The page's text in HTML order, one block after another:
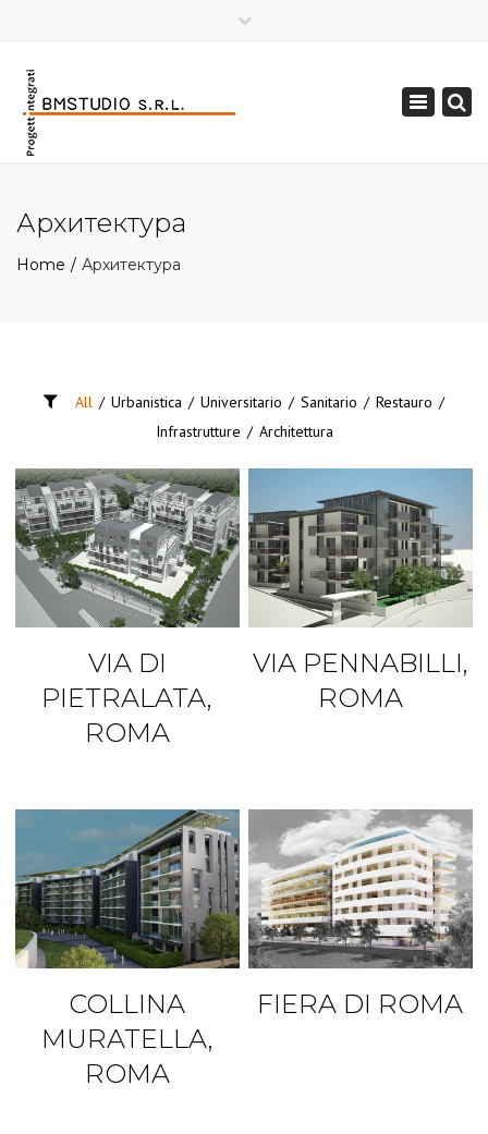
Toggle
Архитектура
Home Архитектура
All / Urbanistica / Universitario / Sanitario / Restauro /
Infrastrutture / Architettura
VIA DI
PIETRALATA,
ROMA
VIA PENNABILLI,
ROMA
COLLINA
MURATELLA,
ROMA
FIERA DI ROMA